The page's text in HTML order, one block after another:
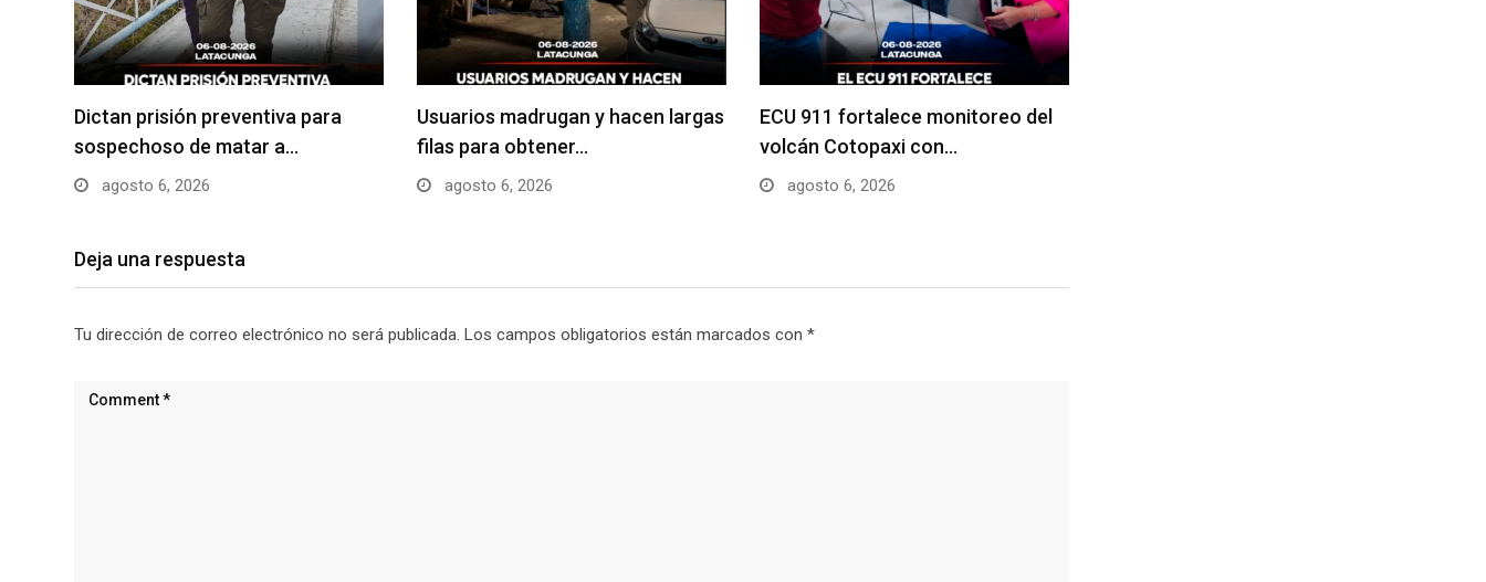
Dictan prisión preventiva para
sospechoso de matar a…
agosto 6, 2026
Usuarios madrugan y hacen largas
filas para obtener…
agosto 6, 2026
ECU 911 fortalece monitoreo del
volcán Cotopaxi con…
agosto 6, 2026
Deja una respuesta
Tu dirección de correo electrónico no será publicada. Los campos obligatorios están marcados con *